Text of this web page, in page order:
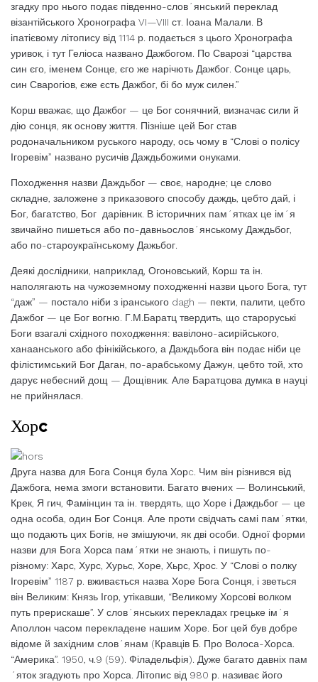
згадку про нього подає південно-слов´янський переклад
візантійського Хронографа VI—VIII ст. Іоана Малали. В
іпатієвому літопису від 1114 р. подається з цього Хронографа
уривок, і тут Геліоса названо Дажбогом. По Сварозі “царства
син єго, іменем Сонце, єго же нарічють Дажбог. Сонце царь,
син Сварогіов, єже єсть Дажбог, бі бо муж силен.”
Корш вважає, що Дажбог — це Бог сонячний, визначає сили й
дію сонця, як основу життя. Пізніше цей Бог став
родоначальником руського народу, ось чому в “Слові о полісу
Ігоревім” названо русичів Даждьбожими онуками.
Походження назви Даждьбог — своє, народне; це слово
складне, заложене з приказового способу даждь, цебто дай, і
Бог, багатство, Бог дарівник. В історичних пам´ятках це ім´я
звичайно пишеться або по-давньослов´янському Даждьбог,
або по-староукраїнському Дажьбог.
Деякі дослідники, наприклад, Огоновський, Корш та ін.
наполягають на чужоземному походженні назви цього Бога, тут
“даж” — постало ніби з іранського dagh — пекти, палити, цебто
Дажбог — це Бог вогню. Г.М.Баратц твердить, що староруські
Боги взагалі східного походження: вавілоно-асирійського,
ханаанського або фінікійського, а Даждьбога він подає ніби це
філістимський Бог Даган, по-арабському Дажун, цебто той, хто
дарує небесний дощ — Дощівник. Але Баратцова думка в науці
не прийнялася.
Хорc
Друга назва для Бога Сонця була Хорc. Чим він різнився від
Дажбога, нема змоги встановити. Багато вчених — Волинський,
Крек, Я гич, Фамінцин та ін. твердять, що Хоре і Даждьбог — це
одна особа, один Бог Сонця. Але проти свідчать самі пам´ятки,
що подають цих Богів, не змішуючи, як дві особи. Одної форми
назви для Бога Хорса пам´ятки не знають, і пишуть по-
різному: Харс, Хурс, Хурьс, Хоре, Хьрс, Хрос. У “Слові о полку
Ігоревім” 1187 р. вживається назва Хоре Бога Сонця, і зветься
він Великим: Князь Ігор, утікавши, “Великому Хорсові волком
путь прерискаше”. У слов´янських перекладах грецьке ім´я
Аполлон часом перекладене нашим Хоре. Бог цей був добре
відоме й західним слов´янам (Кравців Б. Про Волоса-Хорса.
“Америка”. 1950, ч.9 (59). Філадельфія). Дуже багато давніх пам
´яток згадують про Хорса. Літопис від 980 р. називає його